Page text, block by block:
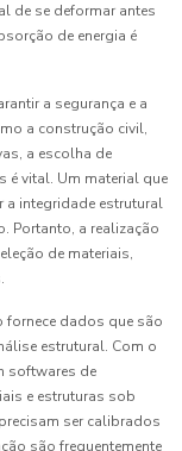
de se deformar antes
de energia é
a segurança e a
a construção civil,
a escolha de
é vital. Um material que
a integridade estrutural
Portanto, a realização
de materiais,
fornece dados que são
estrutural. Com o
softwares de
e estruturas sob
ser calibrados
são frequentemente